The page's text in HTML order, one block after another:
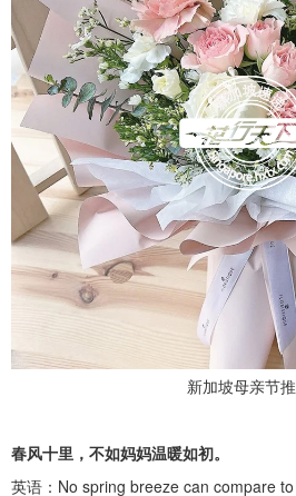
新加坡母亲节
春风十里，不如妈妈温暖如初。
英语： No spring breeze can compare